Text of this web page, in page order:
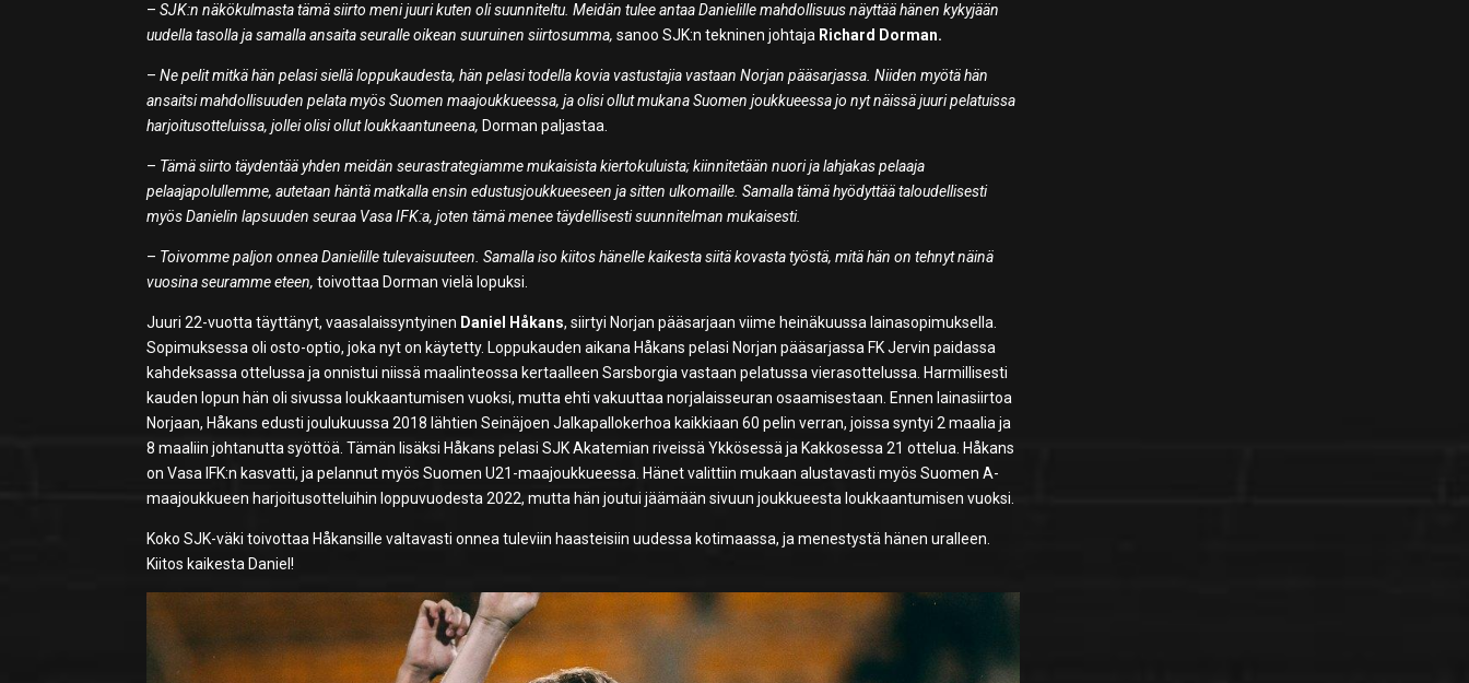
–SJK:n näkökulmasta tämä siirto meni juuri kuten oli suunniteltu. Meidän tulee antaa Danielille mahdollisuus näyttää hänen kykyjään
uudella tasolla ja samalla ansaita seuralle oikean suuruinen siirtosumma, sanoo SJK:n tekninen johtaja Richard Dorman.
–Ne pelit mitkä hän pelasi siellä loppukaudesta, hän pelasi todella kovia vastustajia vastaan Norjan pääsarjassa. Niiden myötä hän
ansaitsi mahdollisuuden pelata myös Suomen maajoukkueessa, ja olisi ollut mukana Suomen joukkueessa jo nyt näissä juuri pelatuissa
harjoitusotteluissa, jollei olisi ollut loukkaantuneena, Dorman paljastaa.
– Tämä siirto täydentää yhden meidän seurastrategiamme mukaisista kiertokuluista; kiinnitetään nuori ja lahjakas pelaaja
pelaajapolullemme, autetaan häntä matkalla ensin edustusjoukkueeseen ja sitten ulkomaille. Samalla tämä hyödyttää taloudellisesti
myös Danielin lapsuuden seuraa Vasa IFK:a, joten tämä menee täydellisesti suunnitelman mukaisesti.
– Toivomme paljon onnea Danielille tulevaisuuteen. Samalla iso kiitos hänelle kaikesta siitä kovasta työstä, mitä hän on tehnyt näinä
vuosina seuramme eteen, toivottaa Dorman vielä lopuksi.
Juuri 22-vuotta täyttänyt, vaasalaissyntyinen Daniel Håkans, siirtyi Norjan pääsarjaan viime heinäkuussa lainasopimuksella.
Sopimuksessa oli osto-optio, joka nyt on käytetty. Loppukauden aikana Håkans pelasi Norjan pääsarjassa FK Jervin paidassa
kahdeksassa ottelussa ja onnistui niissä maalinteossa kertaalleen Sarsborgia vastaan pelatussa vierasottelussa. Harmillisesti
kauden lopun hän oli sivussa loukkaantumisen vuoksi, mutta ehti vakuuttaa norjalaisseuran osaamisestaan. Ennen lainasiirtoa
Norjaan, Håkans edusti joulukuussa 2018 lähtien Seinäjoen Jalkapallokerhoa kaikkiaan 60 pelin verran, joissa syntyi 2 maalia ja
8 maaliin johtanutta syöttöä. Tämän lisäksi Håkans pelasi SJK Akatemian riveissä Ykkösessä ja Kakkosessa 21 ottelua. Håkans
on Vasa IFK:n kasvatti, ja pelannut myös Suomen U21-maajoukkueessa. Hänet valittiin mukaan alustavasti myös Suomen A-
maajoukkueen harjoitusotteluihin loppuvuodesta 2022, mutta hän joutui jäämään sivuun joukkueesta loukkaantumisen vuoksi.
Koko SJK-väki toivottaa Håkansille valtavasti onnea tuleviin haasteisiin uudessa kotimaassa, ja menestystä hänen uralleen.
Kiitos kaikesta Daniel!